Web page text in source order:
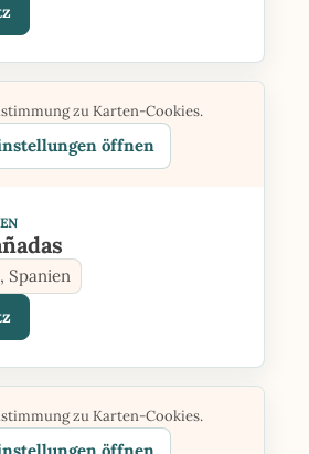
zu Karten-Cookies.
öffnen
Spanien
zu Karten-Cookies.